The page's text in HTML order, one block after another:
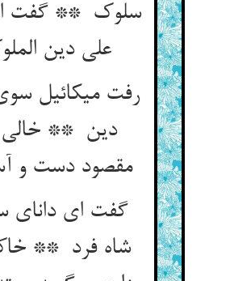
سلوک ** گفت
علی دین الملوک
رفت میکائیل
دین ** خالی
مقصود دست و آستین
گفت ای دانای
شاه فرد **